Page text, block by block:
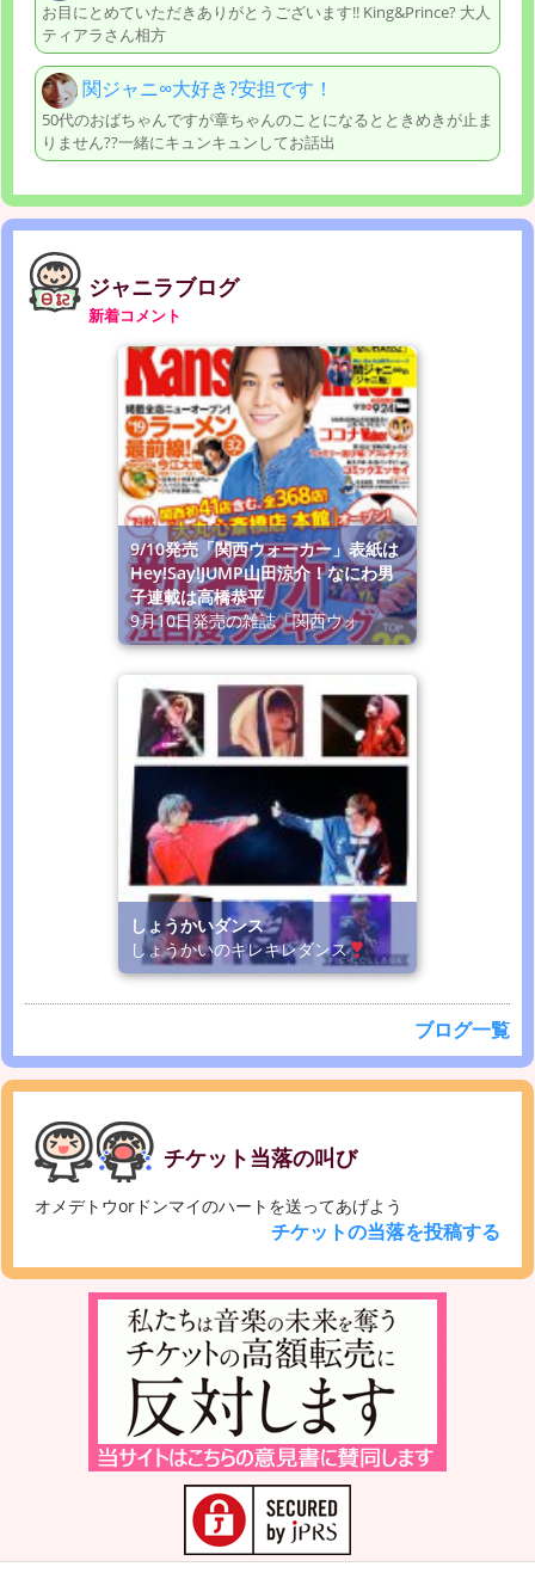
お目にとめていただきありがとうございます!! King&Prince? 大人
ティアラさん相方
関ジャニ∞大好き?安担です！
50代のおばちゃんですが章ちゃんのことになるとときめきが止ま
りません??一緒にキュンキュンしてお話出
ジャニラブログ
新着コメント
9/10発売「関西ウォーカー」表紙は
Hey!Say!JUMP山田涼介！なにわ男
子連載は高橋恭平
9月10日発売の雑誌「関西ウォ
しょうかいダンス
しょうかいのキレキレダンス
ブログ一覧
チケット当落の叫び
オメデトウorドンマイのハートを送ってあげよう
チケットの当落を投稿する